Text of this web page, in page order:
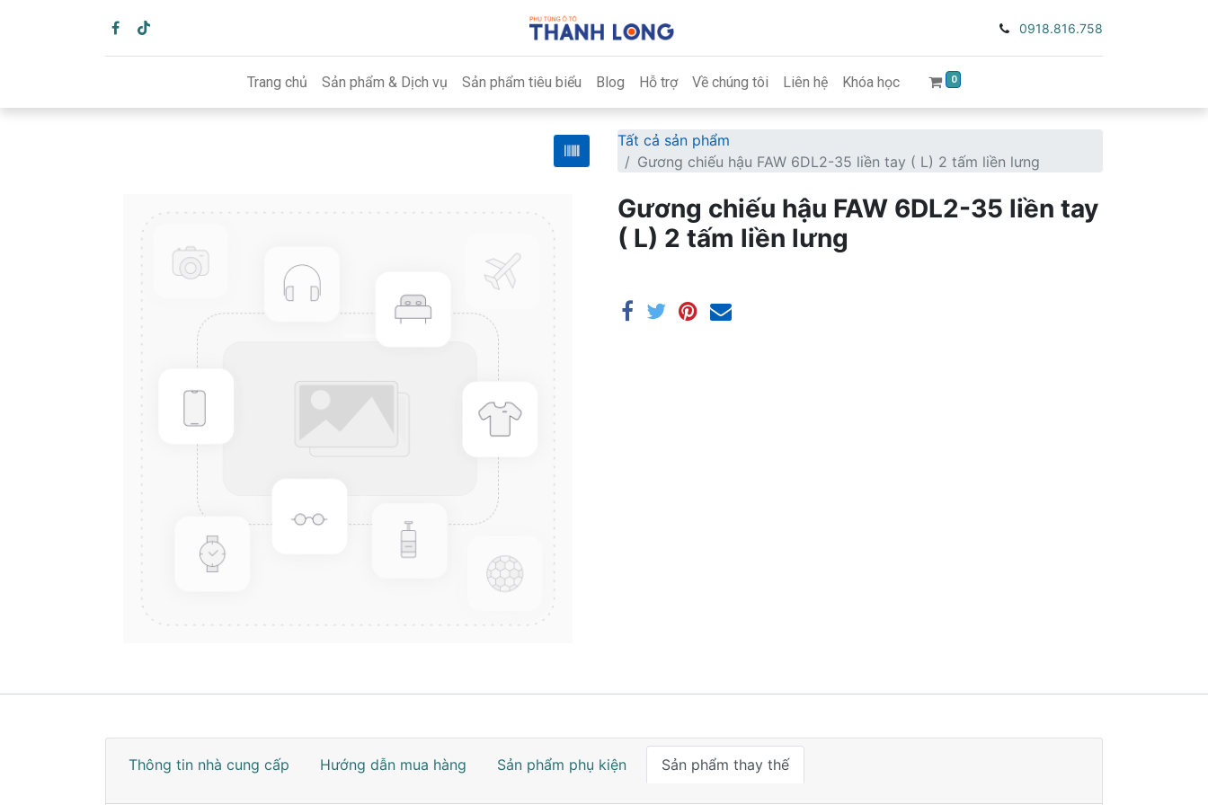
0918.816.758
Trang chủ Sản phẩm & Dịch vụ Sản phẩm tiêu biểu Blog Hỗ trợ Về chúng tôi Liên hệ Khóa học 0
Tất cả sản phẩm
Gương chiếu hậu FAW 6DL2-35 liền tay ( L) 2 tấm liền lưng
Gương chiếu hậu FAW 6DL2-35 liền tay
( L) 2 tấm liền lưng
Thông tin nhà cung cấp Hướng dẫn mua hàng Sản phẩm phụ kiện Sản phẩm thay thế